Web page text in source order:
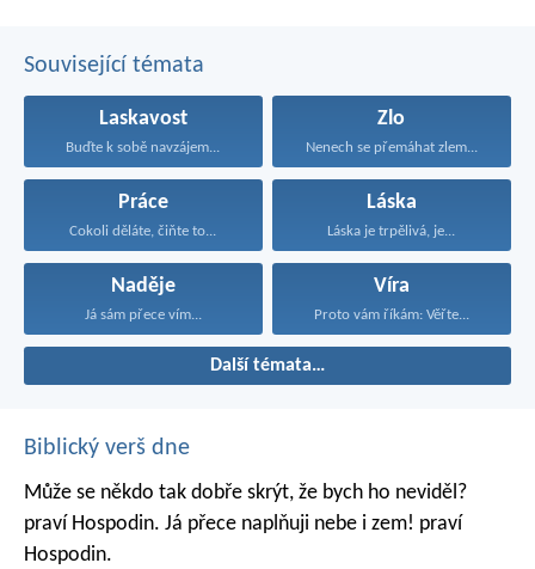
Související témata
Laskavost
Buďte k sobě navzájem...
Zlo
Nenech se přemáhat zlem...
Práce
Cokoli děláte, čiňte to...
Láska
Láska je trpělivá, je...
Naděje
Já sám přece vím...
Víra
Proto vám říkám: Věřte...
Další témata…
Biblický verš dne
Může se někdo tak dobře skrýt, že bych ho neviděl?
praví Hospodin. Já přece naplňuji nebe i zem! praví
Hospodin.